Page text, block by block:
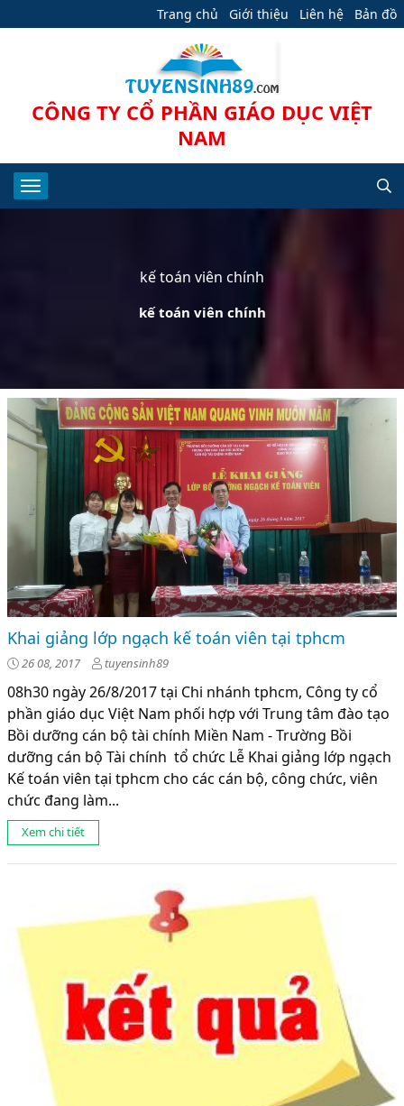
Trang chủ Giới thiệu Liên hệ Bản đồ
CÔNG TY CỔ PHẦN GIÁO DỤC VIỆT
NAM
kế toán viên chính
kế toán viên chính
Khai giảng lớp ngạch kế toán viên tại tphcm
26 08, 2017 tuyensinh89
08h30 ngày 26/8/2017 tại Chi nhánh tphcm, Công ty cổ
phần giáo dục Việt Nam phối hợp với Trung tâm đào tạo
Bồi dưỡng cán bộ tài chính Miền Nam - Trường Bồi
dưỡng cán bộ Tài chính tổ chức Lễ Khai giảng lớp ngạch
Kế toán viên tại tphcm cho các cán bộ, công chức, viên
chức đang làm...
Xem chi tiết